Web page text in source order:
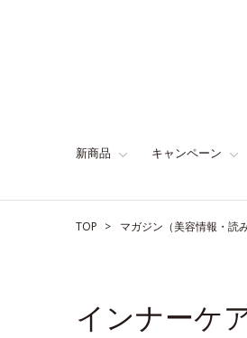
新商品 キャンペーン
TOP マガジン（美容情報・読
インナーケ